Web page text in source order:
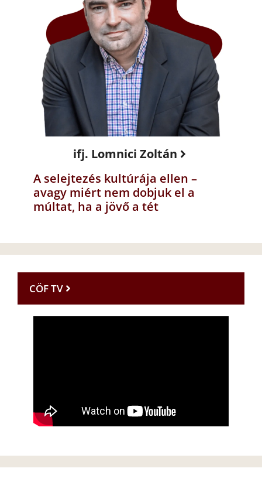
ifj. Lomnici Zoltán
A selejtezés kultúrája ellen –
avagy miért nem dobjuk el a
múltat, ha a jövő a tét
CÖF TV